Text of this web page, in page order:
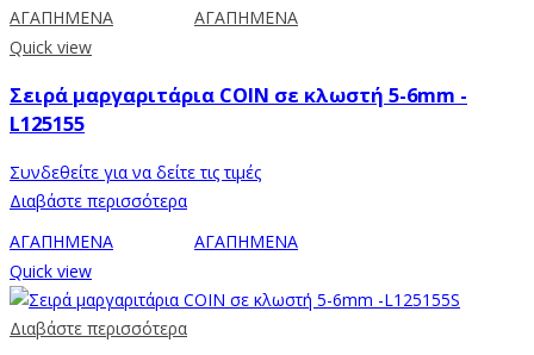
ΑΓΑΠΗΜΕΝΑ
ΑΓΑΠΗΜΕΝΑ
Quick view
Σειρά μαργαριτάρια COIN σε κλωστή 5-6mm -
L125155
Συνδεθείτε για να δείτε τις τιμές
Διαβάστε περισσότερα
ΑΓΑΠΗΜΕΝΑ
ΑΓΑΠΗΜΕΝΑ
Quick view
Διαβάστε περισσότερα